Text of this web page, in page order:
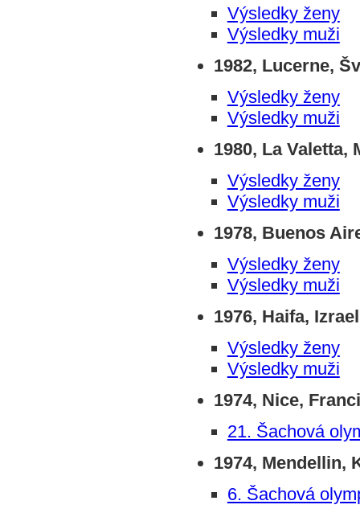
Výsledky ženy
Výsledky muži
1982, Lucerne,
Výsledky ženy
Výsledky muži
1980, La Valetta,
Výsledky ženy
Výsledky muži
1978, Buenos
Výsledky ženy
Výsledky muži
1976, Haifa, Izrael
Výsledky ženy
Výsledky muži
1974, Nice,
21. Šachová
1974, Mendellin,
6. Šachová